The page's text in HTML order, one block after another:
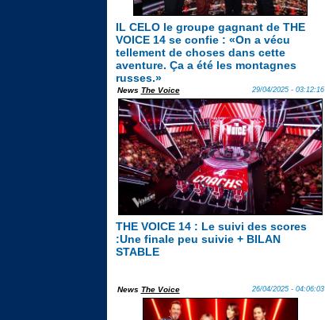
IL CELO le groupe gagnant de THE
VOICE 14 se confie : «On a vécu
tellement de choses dans cette
aventure. Ça a été les montagnes
russes.»
News The Voice 29/04/2025 - 03:12:16
THE VOICE 14 : Le suivi des scores
:Une finale peu suivie + BILAN
STABLE
News The Voice 26/04/2025 - 04:06:03